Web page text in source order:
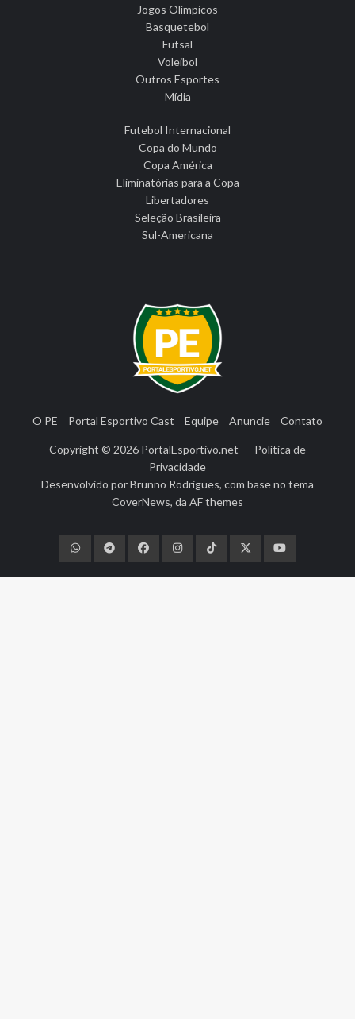
Jogos Olímpicos
Basquetebol
Futsal
Voleibol
Outros Esportes
Mídia
Futebol Internacional
Copa do Mundo
Copa América
Eliminatórias para a Copa
Libertadores
Seleção Brasileira
Sul-Americana
O PE Portal Esportivo Cast Equipe Anuncie Contato
Copyright © 2026 PortalEsportivo.net
Política de
Privacidade
Desenvolvido porBrunno Rodrigues, com base no tema
CoverNews, da AF themes